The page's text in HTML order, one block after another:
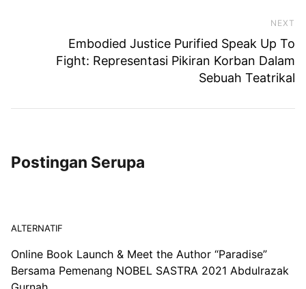
NEXT
Embodied Justice Purified Speak Up To
Fight: Representasi Pikiran Korban Dalam
Sebuah Teatrikal
Postingan Serupa